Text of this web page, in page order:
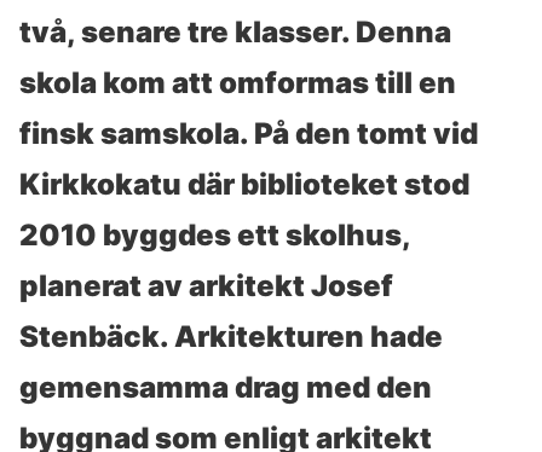
två, senare tre klasser. Denna
skola kom att omformas till en
finsk samskola. På den tomt vid
Kirkkokatu där biblioteket stod
2010 byggdes ett skolhus,
planerat av arkitekt Josef
Stenbäck. Arkitekturen hade
gemensamma drag med den
byggnad som enligt arkitekt